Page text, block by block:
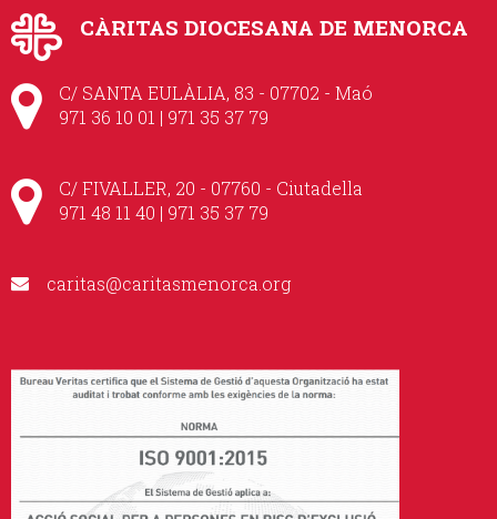
CÀRITAS DIOCESANA DE MENORCA
C/ SANTA EULÀLIA, 83 - 07702 - Maó
971 36 10 01 | 971 35 37 79
C/ FIVALLER, 20 - 07760 - Ciutadella
971 48 11 40 | 971 35 37 79
caritas@caritasmenorca.org